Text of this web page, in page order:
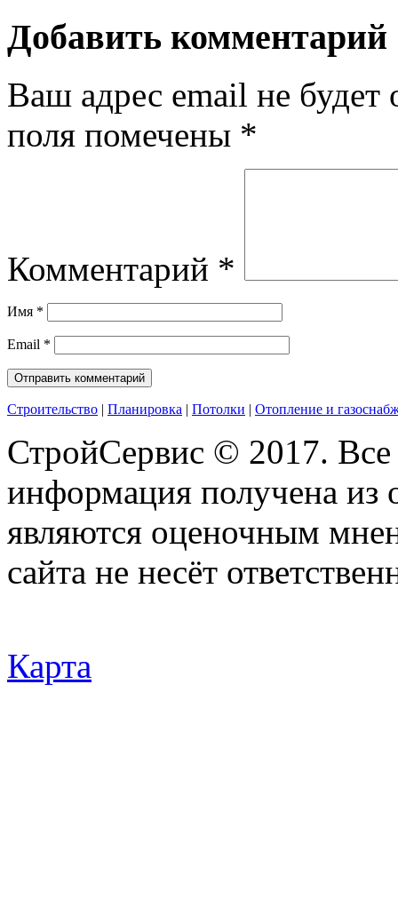
Добавить комментарий
Ваш адрес email не будет
поля помечены *
Комментарий *
Имя *
Email *
Строительство | Планировка | Потолки | Отопление и
СтройСервис © 2017.
информация получена из
являются оценочным
сайта не несёт
Карта